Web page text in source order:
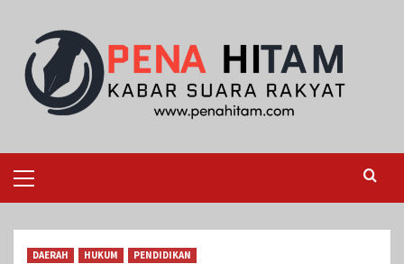
content
Menu
DAERAH HUKUM PENDIDIKAN